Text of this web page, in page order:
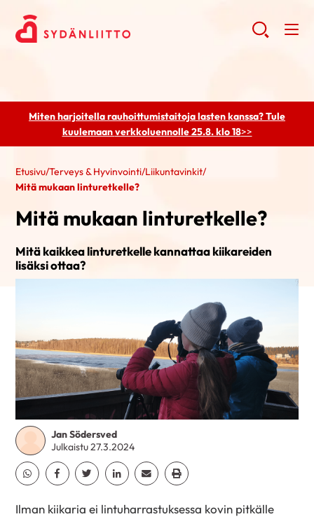
Miten harjoitella rauhoittumistaitoja lasten kanssa? Tule
kuulemaanverkkoluennolle 25.8. klo 18>>
Etusivu/Terveys & Hyvinvointi/Liikuntavinkit/
Mitä mukaan linturetkelle?
Mitä mukaan linturetkelle?
Mitä kaikkea linturetkelle kannattaa kiikareiden
lisäksi ottaa?
Jan Södersved
Julkaistu 27.3.2024
Jaa Whatsapp
Jaa Facebook
Jaa TwitterJaa Linkedin
Jaa EmailJaa Print
Ilman kiikaria ei lintuharrastuksessa kovin pitkälle